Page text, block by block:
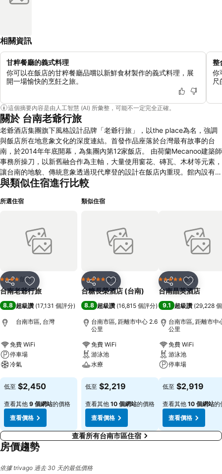
相關資訊
甘粹餐廳的義式料理
你可以在飯店的甘粹餐廳品嚐以新鮮食材製作的義式料理，展
開一場愉快的烹飪之旅。
整
你
尺
這個摘要內容是由人工智慧 (AI) 所彙整，可能不一定完全正確。
關於 台南老爺行旅
老爺酒店集團旗下風格設計品牌「老爺行旅」，以the place為名，強調
與飯店所在地意象文化的深度連結。首發作品座落於台灣最有故事的台
南，於2014年年底開幕，為集團內第12家飯店。 由荷蘭Mecanoo建築師
事務所操刀，以新舊融合作為主軸，大量使用窗花、磚瓦、木材等元素，
讓台南的地貌、傳統意象透過現代摩登的設計在飯店內重現。館內設有共
120坪的展覽空間，並於大廳一隅成立甘情商號設計產品店，精選在地設
間傳遞交流。 飯店座落於台南市東區精華地段，與南紡購物中心共構，
與類似住宿進行比較
所選住宿
分享 加入我的最愛
4 星級 飯店
台南老爺行旅
8.8 超級讚 (17,131 個評分)
台南市區, 台灣
免費 WiFi
停車場
冷氣
查看價格
低至 $2,450
查看其他 9 個網站的價格
查看價格
類似住宿
分享 加入我的最愛
5 星級 飯店
台糖長榮酒店 (台南)
8.8 超級讚 (16,815 個評分)
台南市區, 距離市中心 2.6
公里
免費 WiFi
游泳池
水療
查看價格
低至 $2,219
查看其他 10 個網站的價格
查看價格
分享 加入我的
5 星級 飯店
台南晶英酒店
9.1 超級讚 (29,228
台南市區, 距離市中
公里
免費 WiFi
游泳池
停車場
查看價格
低至 $2,919
查看其他 10 個網站的
查看價格
查看所有台南市區住宿
房價趨勢
依據 trivago 過去 30 天的最低價格